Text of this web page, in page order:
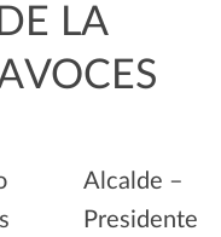
LA
Alcalde –
Presidente